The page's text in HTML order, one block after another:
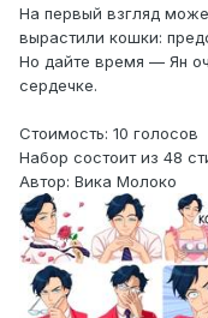
На первый взгляд
вырастили кошки:
Но дайте время — Ян
сердечке.
Стоимость: 10 голосов
Набор состоит из 48
Автор: Вика Молоко